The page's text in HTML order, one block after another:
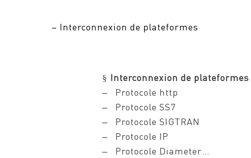
– Interconnexion de plateformes
§ Interconnexion de plateformes
– Protocole http
– Protocole SS7
– Protocole SIGTRAN
– Protocole IP
– Protocole Diameter…